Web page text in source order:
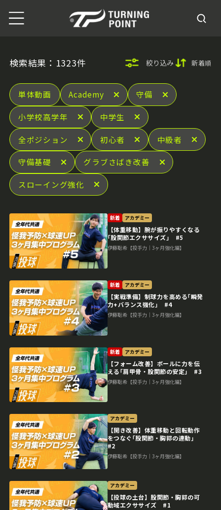
検索結果：1323件 絞り込み 新着順
単体動画 Academy 守備
小学校高学年 中学生
全ポジション 初心者 中級者
守備基礎 グラブさばき改善
スローイング強化
新着 アカデミー
【体重移動】腕が振りやすくなる
｢股関節エクササイズ｣ #5
伊藤聡希【投手力｜3ヶ月強化編】
新着 アカデミー
【実戦準備】制球力を高める｢瞬発
力+バランス強化｣ #4
伊藤聡希【投手力｜3ヶ月強化編】
新着 アカデミー
【フォーム改善】ボールに力を伝
える｢肩甲骨・股関節の安定｣ #3
伊藤聡希【投手力｜3ヶ月強化編】
アカデミー
【開き改善】体重移動と回転動作
をつなぐ｢股関節・胸郭の連動｣
#2
伊藤聡希【投手力｜3ヶ月強化編】
アカデミー
【投球の土台】股関節・胸郭の可
動域エクササイズ #1